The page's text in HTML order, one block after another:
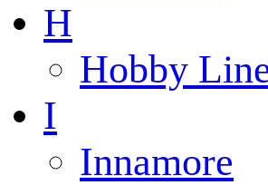
H
Hobby
I
Innamore